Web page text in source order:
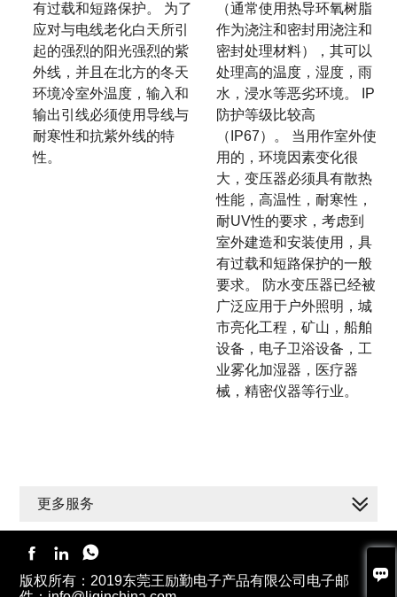

有过载和短路保护。 为了
应对与电线老化白天所引
起的强烈的阳光强烈的紫
外线，并且在北方的冬天
环境冷室外温度，输入和
输出引线必须使用导线与
耐寒性和抗紫外线的特
性。
（通常使用热导环氧树脂
作为浇注和密封用浇注和
密封处理材料），其可以
处理高的温度，湿度，雨
水，浸水等恶劣环境。 IP
防护等级比较高
（IP67）。 当用作室外使
用的，环境因素变化很
大，变压器必须具有散热
性能，高温性，耐寒性，
耐UV性的要求，考虑到
室外建造和安装使用，具
有过载和短路保护的一般
要求。 防水变压器已经被
广泛应用于户外照明，城
市亮化工程，矿山，船舶
设备，电子卫浴设备，工
业雾化加湿器，医疗器
械，精密仪器等行业。
更多服务
  
版权所有：2019东莞王励勤电子产品有限公司电子邮